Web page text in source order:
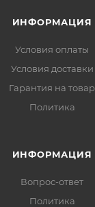
ИНФОРМАЦИЯ
Условия оплаты
Условия доставки
Гарантия на товар
Политика
ИНФОРМАЦИЯ
Вопрос-ответ
Политика